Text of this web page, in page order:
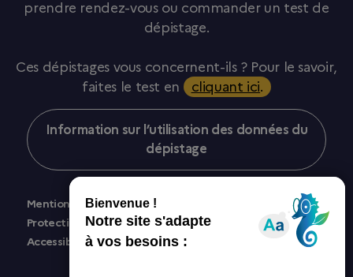
prendre rendez-vous ou commander un test de
dépistage.
Ces dépistages vous concernent-ils ? Pour le savoir,
faites le test en
cliquant ici.
Information sur l’utilisation des données du
dépistage
Mentions légales
Protection des données personnelles
Accessibilité